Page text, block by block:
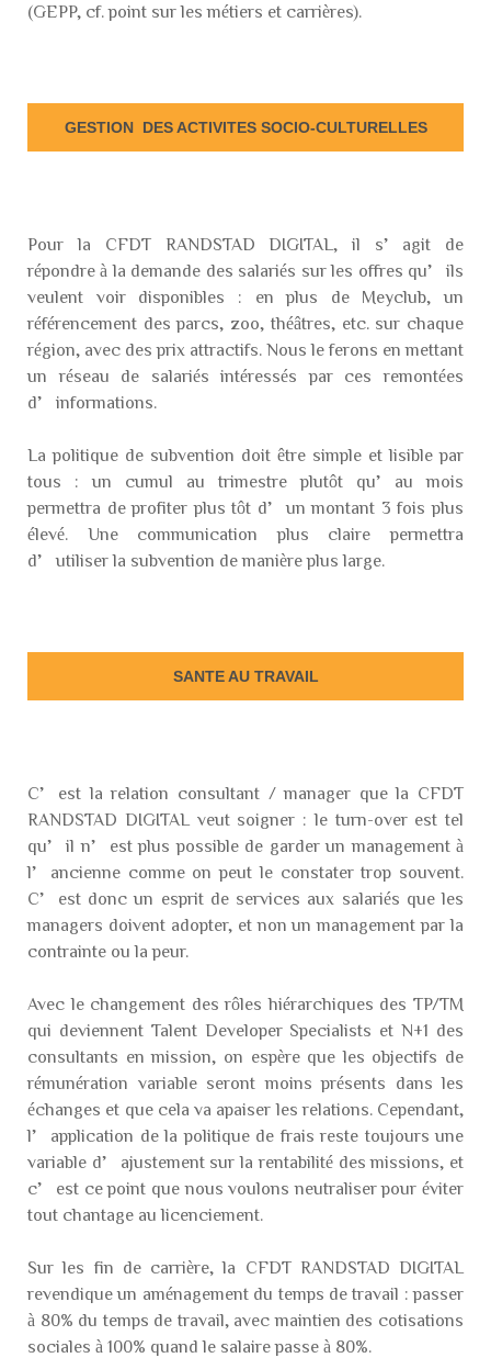
(GEPP, cf. point sur les métiers et carrières).
GESTION DES ACTIVITES SOCIO-CULTURELLES
Pour la CFDT RANDSTAD DIGITAL, il s’agit de
répondre à la demande des salariés sur les offres qu’ils
veulent voir disponibles : en plus de Meyclub, un
référencement des parcs, zoo, théâtres, etc. sur chaque
région, avec des prix attractifs. Nous le ferons en mettant
un réseau de salariés intéressés par ces remontées
d’informations.
La politique de subvention doit être simple et lisible par
tous : un cumul au trimestre plutôt qu’au mois
permettra de profiter plus tôt d’un montant 3 fois plus
élevé. Une communication plus claire permettra
d’utiliser la subvention de manière plus large.
SANTE AU TRAVAIL
C’est la relation consultant / manager que la CFDT
RANDSTAD DIGITAL veut soigner : le turn-over est tel
qu’il n’est plus possible de garder un management à
l’ancienne comme on peut le constater trop souvent.
C’est donc un esprit de services aux salariés que les
managers doivent adopter, et non un management par la
contrainte ou la peur.
Avec le changement des rôles hiérarchiques des TP/TM
qui deviennent Talent Developer Specialists et N+1 des
consultants en mission, on espère que les objectifs de
rémunération variable seront moins présents dans les
échanges et que cela va apaiser les relations. Cependant,
l’application de la politique de frais reste toujours une
variable d’ajustement sur la rentabilité des missions, et
c’est ce point que nous voulons neutraliser pour éviter
tout chantage au licenciement.
Sur les fin de carrière, la CFDT RANDSTAD DIGITAL
revendique un aménagement du temps de travail : passer
à 80% du temps de travail, avec maintien des cotisations
sociales à 100% quand le salaire passe à 80%.